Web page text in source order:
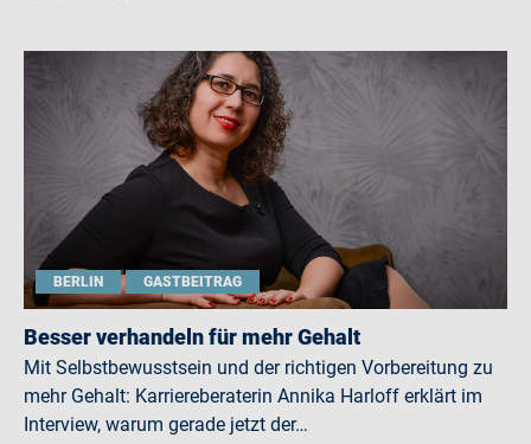
BERLIN GASTBEITRAG
Besser verhandeln für mehr Gehalt
Mit Selbstbewusstsein und der richtigen Vorbereitung zu
mehr Gehalt: Karriereberaterin Annika Harloff erklärt im
Interview, warum gerade jetzt der…